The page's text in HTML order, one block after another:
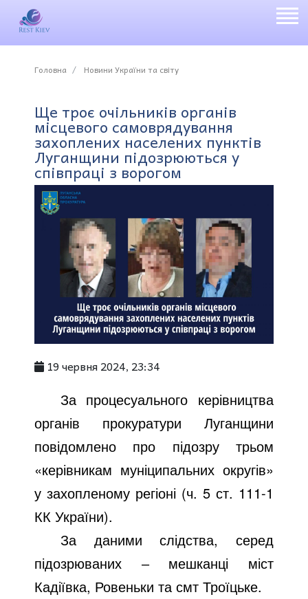
Головна Новини України та світу
Ще троє очільників органів
місцевого самоврядування
захоплених населених пунктів
Луганщини підозрюються у
співпраці з ворогом
19 червня 2024, 23:34
За процесуального керівництва
органів прокуратури Луганщини
повідомлено про підозру трьом
«керівникам муніципальних округів»
у захопленому регіоні (ч. 5 ст. 111-1
КК України).
За даними слідства, серед
підозрюваних ‒ мешканці міст
Кадіївка, Ровеньки та смт Троїцьке.